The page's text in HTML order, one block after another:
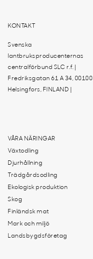
KONTAKT
Svenska
lantbruksproducenternas
centralförbund SLC r.f. |
Fredriksgatan 61 A 34, 00100
Helsingfors, FINLAND |
VÅRA NÄRINGAR
Växtodling
Djurhållning
Trädgårdsodling
Ekologisk produktion
Skog
Finländsk mat
Mark och miljö
Landsbygdsföretag